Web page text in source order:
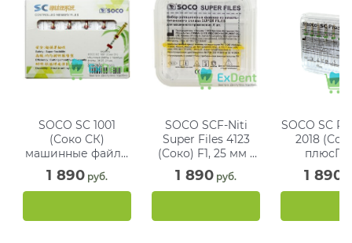
SOCO SC 1001
(Соко СК)
машинные файлы
с памятью формы,
04/25, 21 мм,
блистер (6 шт)
1 890 руб.
SOCO SCF-Niti
Super Files 4123
(Соко) F1, 25 мм -
машинные, аналог
ProTaper (6 шт)
1 890 руб.
SOCO SC
2018
машинные
с памятью
04/35,
1 890